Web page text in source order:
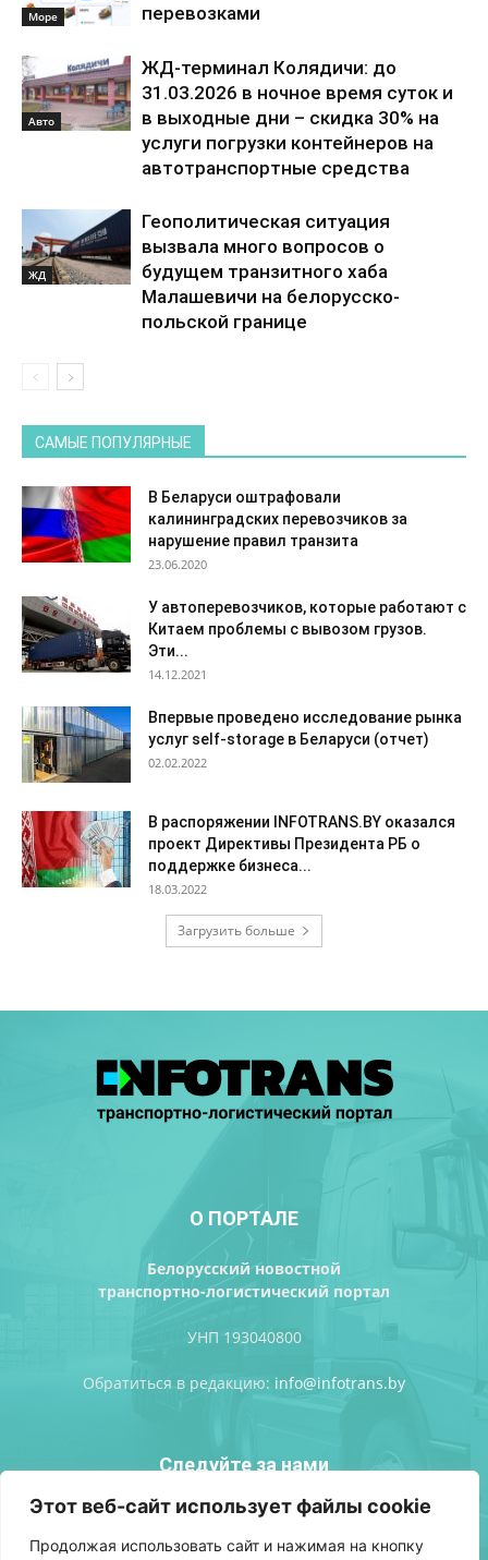
Этот веб-сайт использует файлы cookie
Продолжая использовать сайт и нажимая на кнопку
Море
перевозками
Авто
ЖД-терминал Колядичи: до
31.03.2026 в ночное время суток и
в выходные дни – скидка 30% на
услуги погрузки контейнеров на
автотранспортные средства
ЖД
Геополитическая ситуация
вызвала много вопросов о
будущем транзитного хаба
Малашевичи на белорусско-
польской границе
САМЫЕ ПОПУЛЯРНЫЕ
В Беларуси оштрафовали
калининградских перевозчиков за
нарушение правил транзита
23.06.2020
У автоперевозчиков, которые работают с
Китаем проблемы с вывозом грузов.
Эти...
14.12.2021
Впервые проведено исследование рынка
услуг self-storage в Беларуси (отчет)
02.02.2022
В распоряжении INFOTRANS.BY оказался
проект Директивы Президента РБ о
поддержке бизнеса...
18.03.2022
Загрузить больше
О ПОРТАЛЕ
Белорусский новостной
транспортно-логистический портал
УНП 193040800
Обратиться в редакцию: info@infotrans.bу
Следуйте за нами